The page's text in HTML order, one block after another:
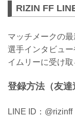
RIZIN FF
マッチメークの
選手インタビュ
イムリーに受け取
登録方法（友達
LINE ID：@rizinff